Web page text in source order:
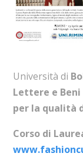
Università di
Lettere e
per la qualità
Corso di